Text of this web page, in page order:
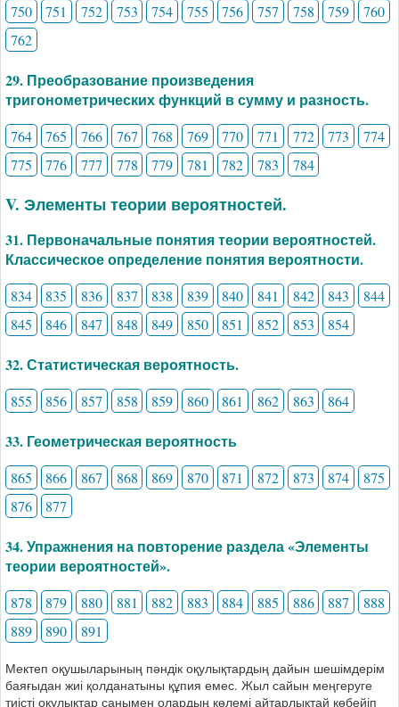
750
751 752 753 754 755 756 757 758 759
760
762
29. Преобразование произведения
тригонометрических функций в сумму и разность.
764 765 766 767 768 769 770 771 772 773
774
775
776 777 778 779 781 782 783 784
V. Элементы теории вероятностей.
31. Первоначальные понятия теории вероятностей.
Классическое определение понятия вероятности.
834 835 836 837 838 839 840 841 842 843
844
845
846 847 848 849 850 851 852 853 854
32. Статистическая вероятность.
855 856 857 858 859 860 861 862 863 864
33. Геометрическая вероятность
865 866 867 868 869 870 871 872 873 874
875
876
877
34. Упражнения на повторение раздела «Элементы
теории вероятностей».
878 879 880 881 882 883 884 885 886 887
888
889
890 891
Мектеп оқушыларының пәндік оқулықтардың дайын шешімдерім
баяғыдан жиі қолданатыны құпия емес. Жыл сайын меңгеруге
тиісті оқулықтар санымен олардың көлемі айтарлықтай көбейіп